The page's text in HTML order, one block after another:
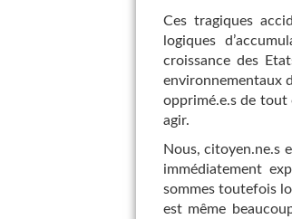
Ces tragiques
logiques
croissance des
environnementaux
opprimé.e.s de
agir.
Nous, citoyen.ne.s
immédiatement
sommes toutefois
est même